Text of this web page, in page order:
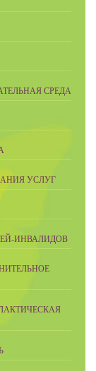
СРЕДА
УСЛУГ
ИНВАЛИДОВ